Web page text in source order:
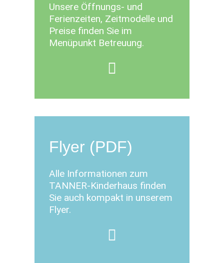
Unsere Öffnungs- und
Ferienzeiten, Zeitmodelle und
Preise finden Sie im
Menüpunkt Betreuung.
Flyer (PDF)
Alle Informationen zum
TANNER-Kinderhaus finden
Sie auch kompakt in unserem
Flyer.